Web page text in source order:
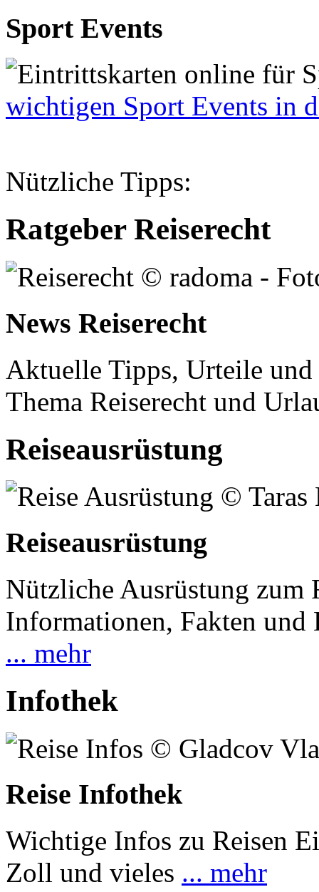
Sport Events
wichtigen Sport Events in
Nützliche Tipps:
Ratgeber Reiserecht
News Reiserecht
Aktuelle Tipps, Urteile und
Thema Reiserecht und
Reiseausrüstung
Reiseausrüstung
Nützliche Ausrüstung zum
Informationen, Fakten und
... mehr
Infothek
Reise Infothek
Wichtige Infos zu Reisen
Zoll und vieles ... mehr